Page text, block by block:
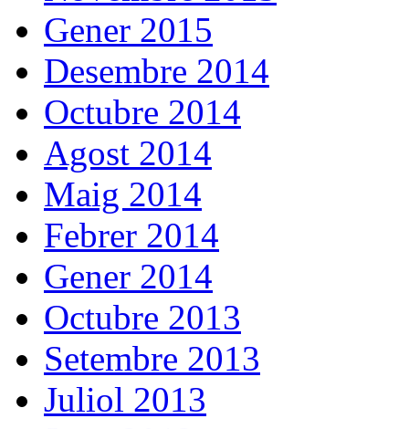
Gener 2015
Desembre 2014
Octubre 2014
Agost 2014
Maig 2014
Febrer 2014
Gener 2014
Octubre 2013
Setembre 2013
Juliol 2013